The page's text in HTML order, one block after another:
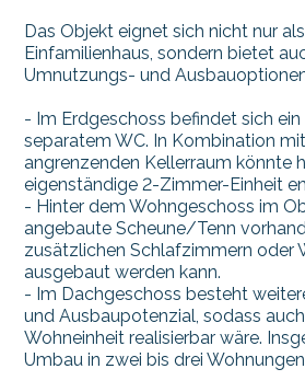
Das Objekt eignet sich nicht nur
Einfamilienhaus, sondern bietet
Umnutzungs- und
- Im Erdgeschoss befindet sich
separatem WC. In Kombination
angrenzenden Kellerraum könnte
eigenständige 2-Zimmer-Einheit
- Hinter dem Wohngeschoss im
angebaute Scheune/Tenn
zusätzlichen Schlafzimmern oder
ausgebaut werden kann.
- Im Dachgeschoss besteht
und Ausbaupotenzial, sodass
Wohneinheit realisierbar wäre.
Umbau in zwei bis drei